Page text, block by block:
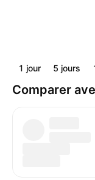
1 jour 5 jours
Comparer